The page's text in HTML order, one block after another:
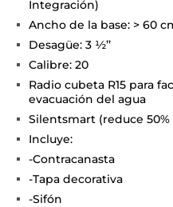
Integración)
Ancho de la base: > 60
Desagüe: 3 ½’’
Calibre: 20
Radio cubeta R15 para
evacuación del agua
Silentsmart (reduce
Incluye:
-Contracanasta
-Tapa decorativa
-Sifón